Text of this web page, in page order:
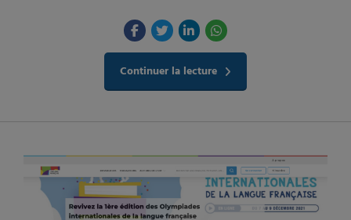
Continuer la lecture